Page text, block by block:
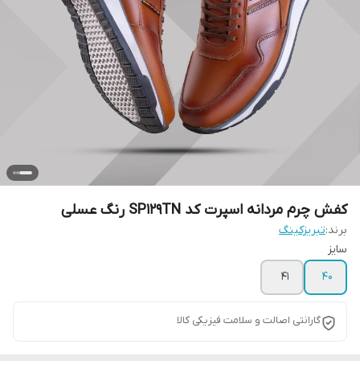
کفش چرم مردانه اسپرت کد SP129TN رنگ عسلی
برند:تبریزکینگ
سایز
40
41
گارانتی اصالت و سلامت فیزیکی کالا